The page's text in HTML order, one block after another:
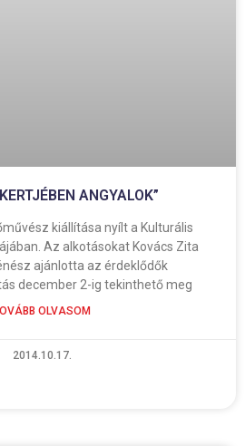
ANGYALOK”
kiállítása nyílt a Kulturális
Az alkotásokat Kovács Zita
ajánlotta az érdeklődők
december 2-ig tekinthető meg
OLVASOM
2014.10.17.